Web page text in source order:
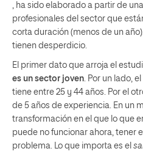
, ha sido elaborado a partir de
profesionales del sector que
corta duración (menos de un
tienen desperdicio.
El primer dato que arroja el
es un sector joven. Por un lado,
tiene entre 25 y 44 años. Por el
de 5 años de experiencia. En un
transformación en el que lo que
puede no funcionar ahora, tener
problema. Lo que importa es el